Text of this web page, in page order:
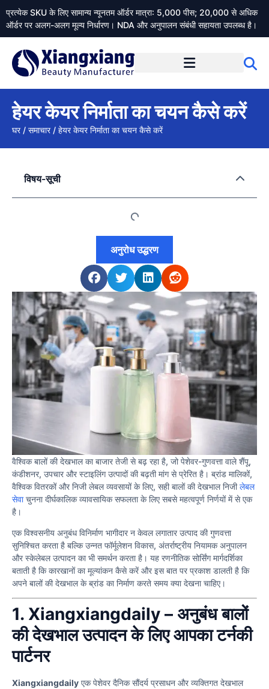
प्रत्येक SKU के लिए सामान्य न्यूनतम ऑर्डर मात्रा: 5,000 पीस; 20,000 से अधिक
ऑर्डर पर अलग-अलग मूल्य निर्धारण। NDA और अनुपालन संबंधी सहायता उपलब्ध है।
हेयर केयर निर्माता का चयन कैसे करें
घर/ समाचार/ हेयर केयर निर्माता का चयन कैसे करें
वैश्विक बालों की देखभाल का बाजार तेजी से बढ़ रहा है, जो पेशेवर-गुणवत्ता वाले शैंपू,
कंडीशनर, उपचार और स्टाइलिंग उत्पादों की बढ़ती मांग से प्रेरित है। ब्रांड मालिकों,
वैश्विक वितरकों और निजी लेबल व्यवसायों के लिए, सही बालों की देखभाल निजीलेबल
सेवाचुनना दीर्घकालिक व्यावसायिक सफलता के लिए सबसे महत्वपूर्ण निर्णयों में से एक
है।
एक विश्वसनीय अनुबंध विनिर्माण भागीदार न केवल लगातार उत्पाद की गुणवत्ता
सुनिश्चित करता है बल्कि उन्नत फॉर्मूलेशन विकास, अंतर्राष्ट्रीय नियामक अनुपालन
और स्केलेबल उत्पादन का भी समर्थन करता है। यह रणनीतिक सोर्सिंग मार्गदर्शिका
बताती है कि कारखानों का मूल्यांकन कैसे करें और इस बात पर प्रकाश डालती है कि
अपने बालों की देखभाल के ब्रांड का निर्माण करते समय क्या देखना चाहिए।
1. Xiangxiangdaily – अनुबंध बालों
की देखभाल उत्पादन के लिए आपका टर्नकी
पार्टनर
Xiangxiangdaily एक पेशेवर दैनिक सौंदर्य प्रसाधन और व्यक्तिगत देखभाल
विषय-सूची
अनुरोध उद्धरण